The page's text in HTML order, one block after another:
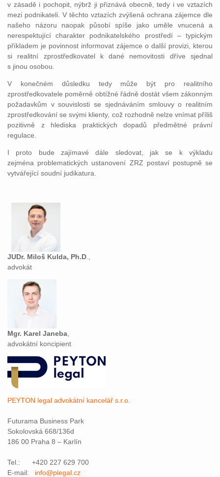
v zásadě i pochopit, nýbrž ji přiznává obecně, tedy i ve vztazích
mezi podnikateli. V těchto vztazích zvýšená ochrana zájemce dle
našeho názoru naopak působí spíše jako uměle vnucená a
nerespektující charakter podnikatelského prostředí – typickým
příkladem je povinnost informovat zájemce o další provizi, kterou
si realitní zprostředkovatel k dané nemovitosti dříve sjednal
s jinou osobou.
V konečném důsledku tedy může být pro realitního
zprostředkovatele poměrně obtížné řádně dostát všem zákonným
požadavkům v souvislosti se sjednáváním smlouvy o realitním
zprostředkování se svými klienty, což rozhodně nelze vnímat příliš
pozitivně z hlediska praktických dopadů předmětné právní
regulace.
I proto bude zajímavé dále sledovat, jak se k výkladu
zejména problematických ustanovení ZRZ postaví postupně se
vytvářející soudní judikatura.
JUDr. Miloš Kulda, Ph.D
advokát
Mgr. Karel Janeba
advokátní koncipient
PEYTON legal advokátní kancelář s.r.o.
Futurama Business Park
Sokolovská 668/136d
186 00 Praha 8 – Karlín
Tel.: +420 227 629 700
E-mail: info@plegal.cz